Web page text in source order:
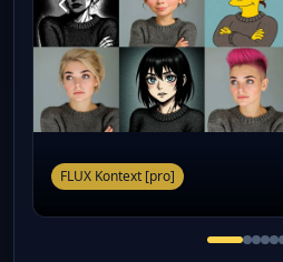
FLUX Kontext [pro]